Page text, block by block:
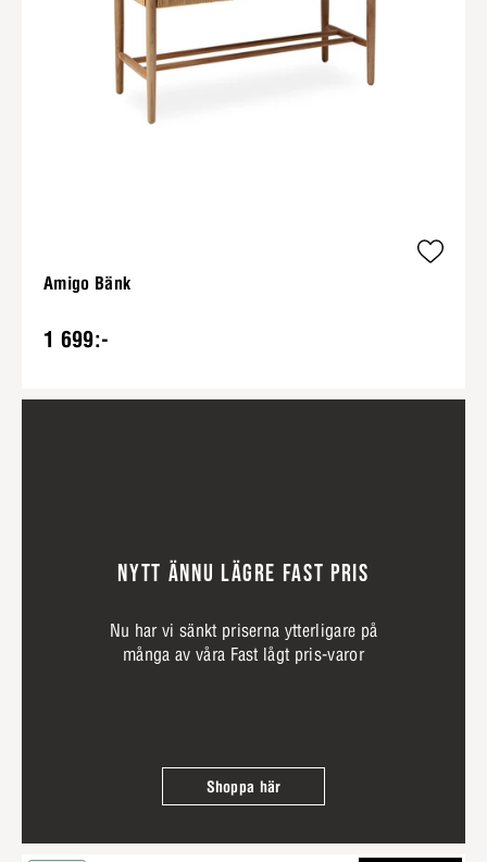
Amigo Bänk
1 699:-
NYTT ÄNNU LÄGRE FAST PRIS
Nu har vi sänkt priserna ytterligare på
många av våra Fast lågt pris-varor
Shoppa här